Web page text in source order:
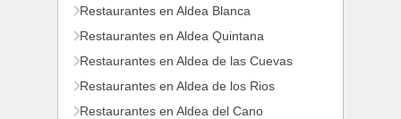
Restaurantes en Aldea Blanca
Restaurantes en Aldea Quintana
Restaurantes en Aldea de las Cuevas
Restaurantes en Aldea de los Rios
Restaurantes en Aldea del Cano